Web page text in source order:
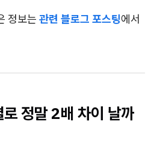
정보는 관련 블로그 포스팅에서
정말 2배 차이 날까